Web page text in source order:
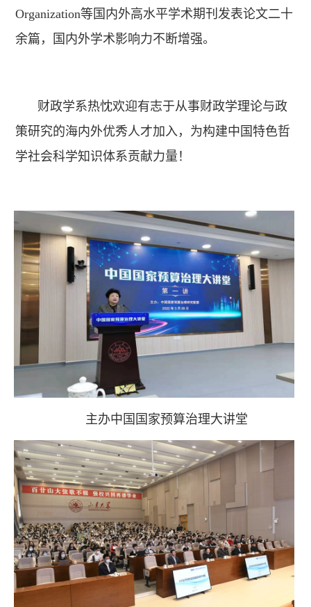
Organization等国内外高水平学术期刊发表论文二十
余篇，国内外学术影响力不断增强。
财政学系热忱欢迎有志于从事财政学理论与政
策研究的海内外优秀人才加入，为构建中国特色哲
学社会科学知识体系贡献力量！
主办中国国家预算治理大讲堂